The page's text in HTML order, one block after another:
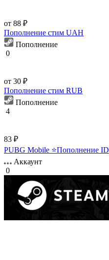
от 88 ₽
Пополнение стим UAH
Пополнение
0
от 30 ₽
Пополнение стим RUB
Пополнение
4
83 ₽
PUBG Mobile ⭐Пополнение ID
Аккаунт
0